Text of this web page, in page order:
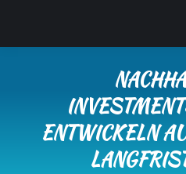
ENTWICKELN